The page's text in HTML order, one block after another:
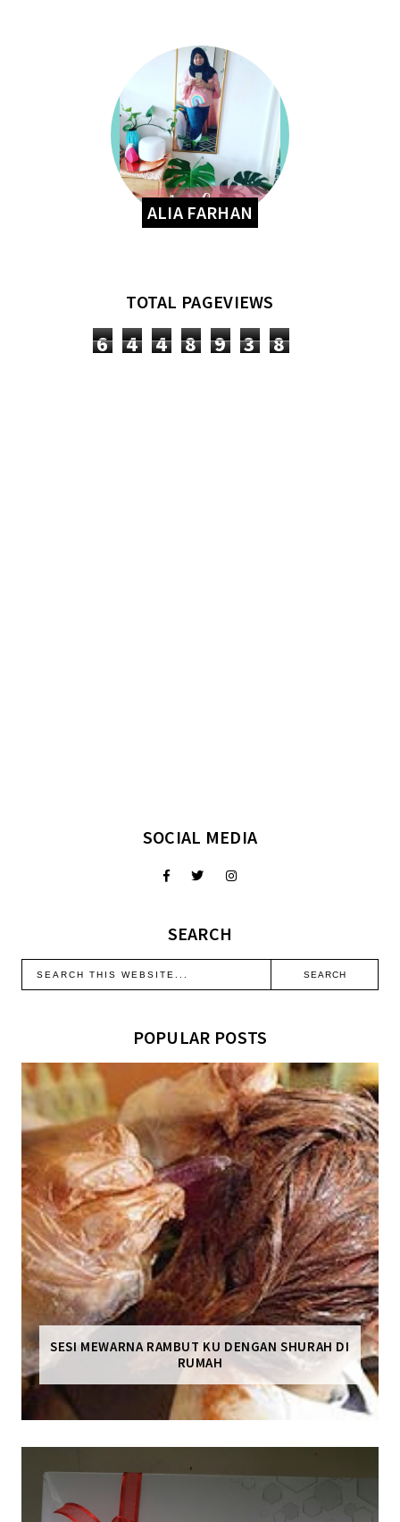
ALIA FARHAN
TOTAL PAGEVIEWS
6 4 4 8 9 3 8
SOCIAL MEDIA
SEARCH
POPULAR POSTS
SESI MEWARNA RAMBUT KU DENGAN SHURAH DI
RUMAH